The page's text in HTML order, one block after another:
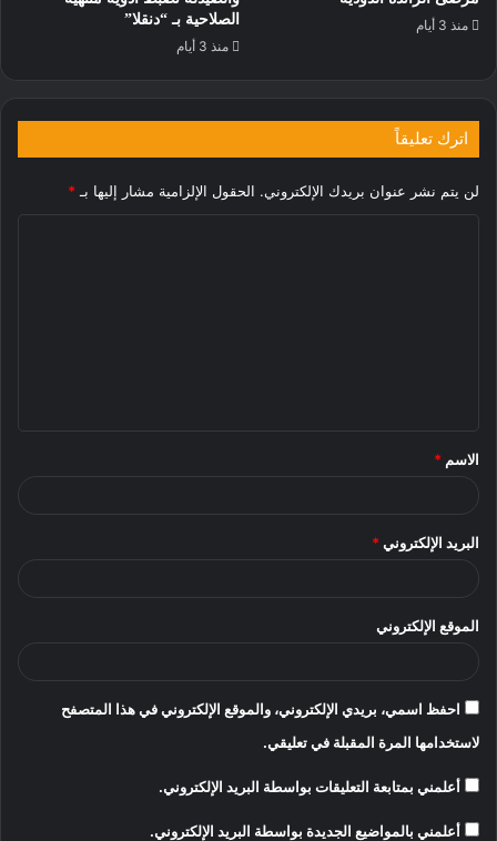
منذ 3 أيام
الصلاحية بـ “دنقلا”
منذ 3 أيام
اترك تعليقاً
لن يتم نشر عنوان بريدك الإلكتروني. الحقول الإلزامية مشار إليها بـ *
*
الاسم *
البريد الإلكتروني *
الموقع الإلكتروني
احفظ اسمي، بريدي الإلكتروني، والموقع الإلكتروني في هذا المتصفح
لاستخدامها المرة المقبلة في تعليقي.
أعلمني بمتابعة التعليقات بواسطة البريد الإلكتروني.
أعلمني بالمواضيع الجديدة بواسطة البريد الإلكتروني.